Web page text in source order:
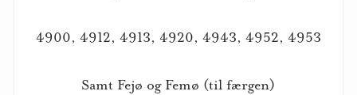
4900, 4912, 4913, 4920, 4943, 4952, 4953
Samt Fejø og Femø (til færgen)